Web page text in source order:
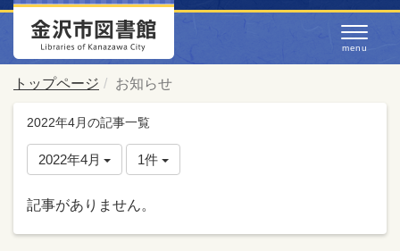
トップページ お知らせ
2022年4月の記事一覧
2022年4月 1件
記事がありません。